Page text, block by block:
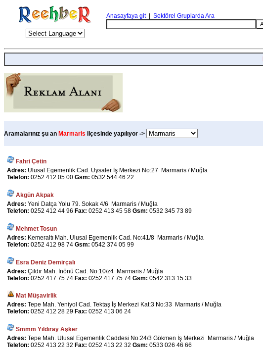
Anasayfaya git| Sektörel Gruplarda Ara
Aramalarınız şu an Marmaris ilçesinde yapılıyor ->
Fahri Çetin
Adres: Ulusal Egemenlik Cad. Uysaler İş Merkezi No:27 Marmaris / Muğla
Telefon: 0252 412 05 00 Gsm: 0532 544 46 22
Akgün Akpak
Adres: Yeni Datça Yolu 79. Sokak 4/6 Marmaris / Muğla
Telefon: 0252 412 44 96 Fax: 0252 413 45 58 Gsm: 0532 345 73 89
Mehmet Tosun
Adres: Kemeraltı Mah. Ulusal Egemenlik Cad. No:41/8 Marmaris / Muğla
Telefon: 0252 412 98 74 Gsm: 0542 374 05 99
Esra Deniz Demirçalı
Adres: Çıldır Mah. İnönü Cad. No:10/z4 Marmaris / Muğla
Telefon: 0252 417 75 74 Fax: 0252 417 75 74 Gsm: 0542 313 15 33
Mat Müşavirlik
Adres: Tepe Mah. Yeniyol Cad. Tektaş İş Merkezi Kat:3 No:33 Marmaris / Muğla
Telefon: 0252 412 28 29 Fax: 0252 413 06 24
Smmm Yıldıray Aşker
Adres: Tepe Mah. Ulusal Egemenlik Caddesi No:24/3 Gökmen İş Merkezi Marmaris / Muğla
Telefon: 0252 413 22 32 Fax: 0252 413 22 32 Gsm: 0533 026 46 66